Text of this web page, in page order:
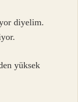
diyelim.
yüksek